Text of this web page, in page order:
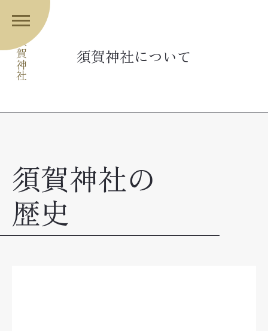
須賀神社 須賀神社について
須賀神社の
歴史